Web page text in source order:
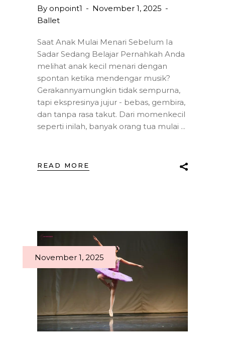
By onpoint1
November 1, 2025
Ballet
Saat Anak Mulai Menari Sebelum Ia
Sadar Sedang Belajar Pernahkah Anda
melihat anak kecil menari dengan
spontan ketika mendengar musik?
Gerakannyamungkin tidak sempurna,
tapi ekspresinya jujur - bebas, gembira,
dan tanpa rasa takut. Dari momenkecil
seperti inilah, banyak orang tua mulai
READ MORE
November 1, 2025